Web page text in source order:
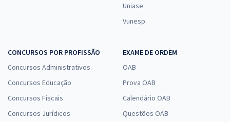
Uniase
Vunesp
CONCURSOS POR PROFISSÃO
Concursos Administrativos
Concursos Educação
Concursos Fiscais
Concursos Jurídicos
EXAME DE ORDEM
OAB
Prova OAB
Calendário OAB
Questões OAB